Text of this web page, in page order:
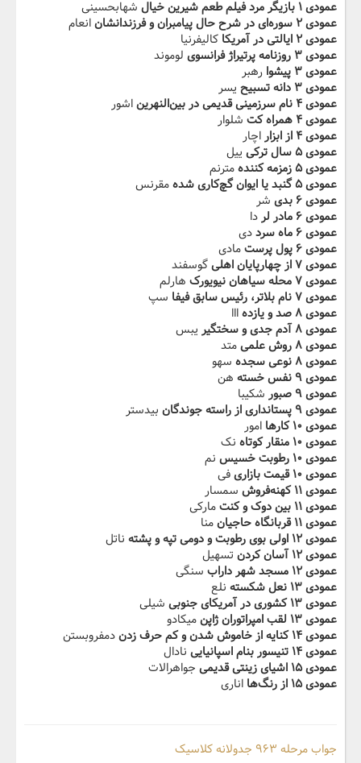
عمودی ۱ بازیگر مرد فیلم طعم شیرین خیال
شهابحسینی
عمودی ۲ سوره‌ای در شرح حال پیامبران و فرزندانشان
انعام
عمودی ۲ ایالتی در آمریکا
کالیفرنیا
عمودی ۳ روزنامه پرتیراژ فرانسوی
لوموند
عمودی ۳ پیشوا
رهبر
عمودی ۳ دانه تسبیح
یسر
عمودی ۴ نام سرزمینی قدیمی در بین‌النهرین
اشور
عمودی ۴ همراه کت
شلوار
عمودی ۴ از ابزار
اچار
عمودی ۵ سال ترکی
ییل
عمودی ۵ زمزمه کننده
مترنم
عمودی ۵ گنبد یا ایوان گچ‌کاری شده
مقرنس
عمودی ۶ بدی
شر
عمودی ۶ مادر لر
دا
عمودی ۶ ماه سرد
دی
عمودی ۶ پول پرست
مادی
عمودی ۷ از چهارپایان اهلی
گوسفند
عمودی ۷ محله سیاهان نیویورک
هارلم
عمودی ۷ نام بلاتر، رئیس سابق فیفا
سپ
عمودی ۸ صد و یازده
ااا
عمودی ۸ آدم جدی و سختگیر
یبس
عمودی ۸ روش علمی
متد
عمودی ۸ نوعی سجده
سهو
عمودی ۹ نفس خسته
هن
عمودی ۹ صبور
شکیبا
عمودی ۹ پستانداری از راسته جوندگان
بیدستر
عمودی ۱۰ کارها
امور
عمودی ۱۰ منقار کوتاه
نک
عمودی ۱۰ رطوبت خسیس
نم
عمودی ۱۰ قیمت بازاری
فی
عمودی ۱۱ کهنه‌فروش
سمسار
عمودی ۱۱ بین دوک و کنت
مارکی
عمودی ۱۱ قربانگاه حاجیان
منا
عمودی ۱۲ اولی بوی رطوبت و دومی تپه و پشته
ناتل
عمودی ۱۲ آسان کردن
تسهیل
عمودی ۱۲ مسجد شهر داراب
سنگی
عمودی ۱۳ نعل شکسته
نلع
عمودی ۱۳ کشوری در آمریکای جنوبی
شیلی
عمودی ۱۳ لقب امپراتوران ژاپن
میکادو
عمودی ۱۴ کنایه از خاموش شدن و کم حرف زدن
دمفروبستن
عمودی ۱۴ تنیسور بنام اسپانیایی
نادال
عمودی ۱۵ اشیای زینتی قدیمی
جواهرالات
عمودی ۱۵ از رنگ‌ها
اناری
جواب مرحله ۹۶۳ جدولانه کلاسیک